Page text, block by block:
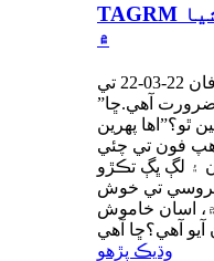
TAGRM ڪمپوسٽ ٽرنر انڊونيشيا
۾
تي
”اسان کي ڪمپوسٽ ٽرنر جي ضرورت آهي.ڇا
پهرين
فون تي چئي
۽ لڳ ڀڳ تڪڙو
ڀروسي تي خوش
۾، اسان خاموش
وڌيڪ پڙهو